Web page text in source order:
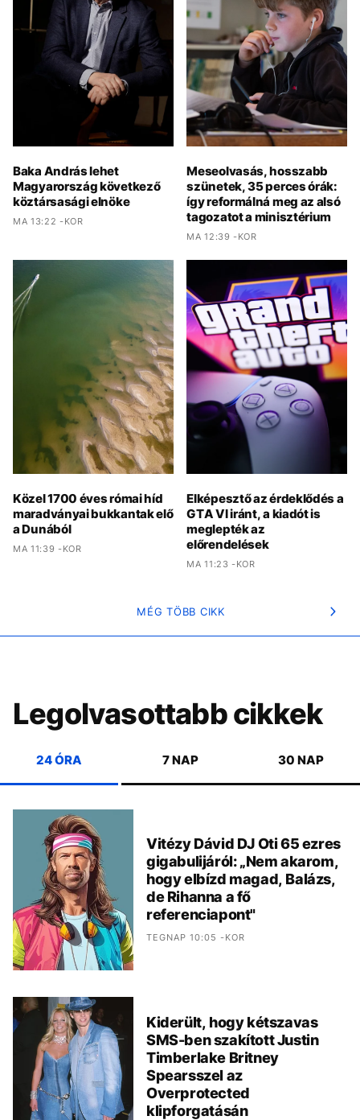
Baka András lehet
Magyarország következő
köztársasági elnöke
MA 13:22 -KOR
Meseolvasás, hosszabb
szünetek, 35 perces órák:
így reformálná meg az alsó
tagozatot a minisztérium
MA 12:39 -KOR
Közel 1700 éves római híd
maradványai bukkantak elő
a Dunából
MA 11:39 -KOR
Elképesztő az érdeklődés a
GTA VI iránt, a kiadót is
meglepték az
előrendelések
MA 11:23 -KOR
MÉG TÖBB CIKK
Legolvasottabb cikkek
24 ÓRA 7 NAP 30 NAP
Vitézy Dávid DJ Oti 65 ezres
gigabulijáról: „Nem akarom,
hogy elbízd magad, Balázs,
de Rihanna a fő
referenciapont"
TEGNAP 10:05 -KOR
Kiderült, hogy kétszavas
SMS-ben szakított Justin
Timberlake Britney
Spearsszel az
Overprotected
klipforgatásán